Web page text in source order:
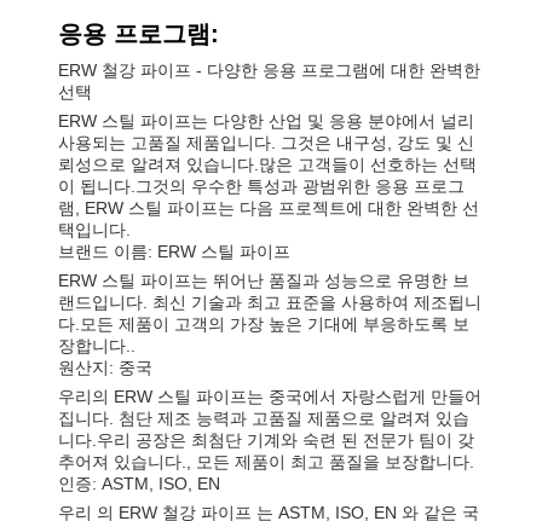
응용 프로그램:
ERW 철강 파이프 - 다양한 응용 프로그램에 대한 완벽한
선택
ERW 스틸 파이프는 다양한 산업 및 응용 분야에서 널리
사용되는 고품질 제품입니다. 그것은 내구성, 강도 및 신
뢰성으로 알려져 있습니다.많은 고객들이 선호하는 선택
이 됩니다.그것의 우수한 특성과 광범위한 응용 프로그
램, ERW 스틸 파이프는 다음 프로젝트에 대한 완벽한 선
택입니다.
브랜드 이름: ERW 스틸 파이프
ERW 스틸 파이프는 뛰어난 품질과 성능으로 유명한 브
랜드입니다. 최신 기술과 최고 표준을 사용하여 제조됩니
다.모든 제품이 고객의 가장 높은 기대에 부응하도록 보
장합니다..
원산지: 중국
우리의 ERW 스틸 파이프는 중국에서 자랑스럽게 만들어
집니다. 첨단 제조 능력과 고품질 제품으로 알려져 있습
니다.우리 공장은 최첨단 기계와 숙련 된 전문가 팀이 갖
추어져 있습니다., 모든 제품이 최고 품질을 보장합니다.
인증: ASTM, ISO, EN
우리 의 ERW 철강 파이프 는 ASTM, ISO, EN 와 같은 국